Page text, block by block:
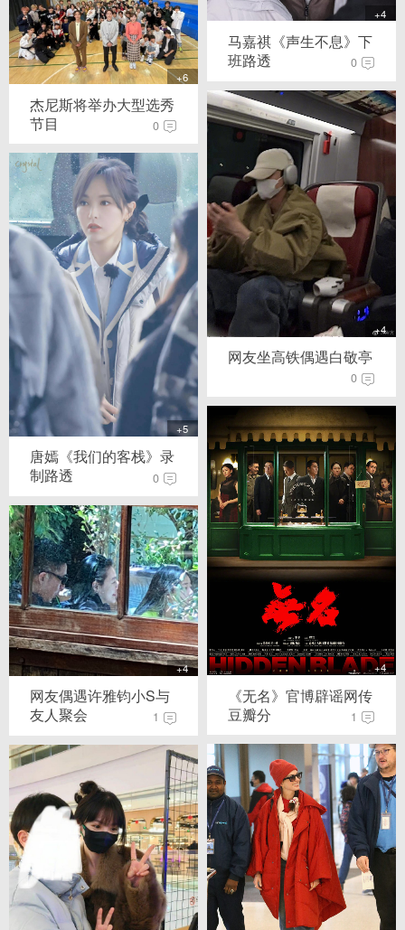
+6
杰尼斯将举办大型选秀
节目
0
+5
唐嫣《我们的客栈》录
制路透
0
+4
网友偶遇许雅钧小S与
友人聚会
1
+4
马嘉祺《声生不息》下
班路透
0
+4
网友坐高铁偶遇白敬亭
0
+4
《无名》官博辟谣网传
豆瓣分
1